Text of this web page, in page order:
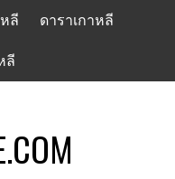
ลี ดาราเกาหลี
ลี